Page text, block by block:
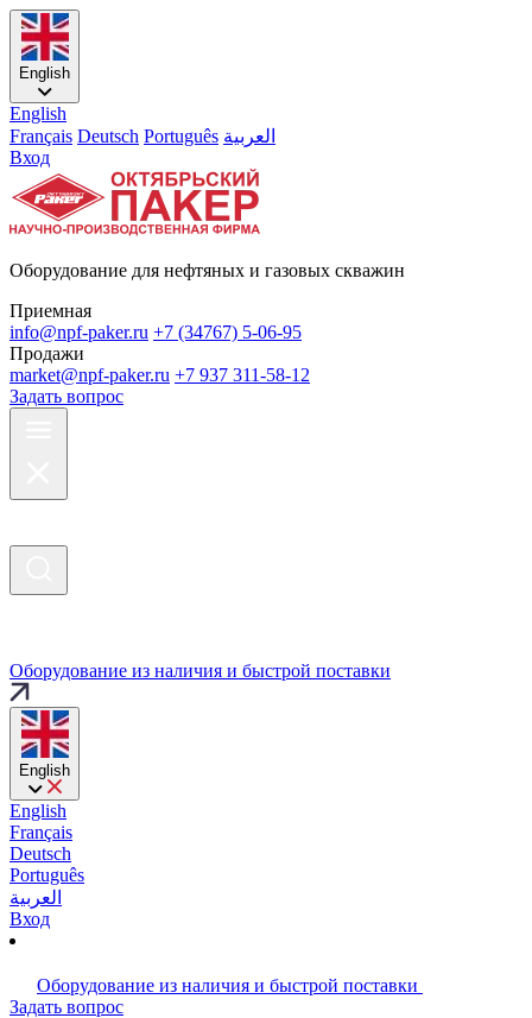
English
English
Français Deutsch Português العربية
Вход
Оборудование для нефтяных и газовых скважин
Приемная
info@npf-paker.ru +7 (34767) 5-06-95
Продажи
market@npf-paker.ru +7 937 311-58-12
Задать вопрос
Оборудование из наличия и быстрой поставки
English
English
Français
Deutsch
Português
العربية
Вход
Оборудование из наличия и быстрой поставки
Задать вопрос